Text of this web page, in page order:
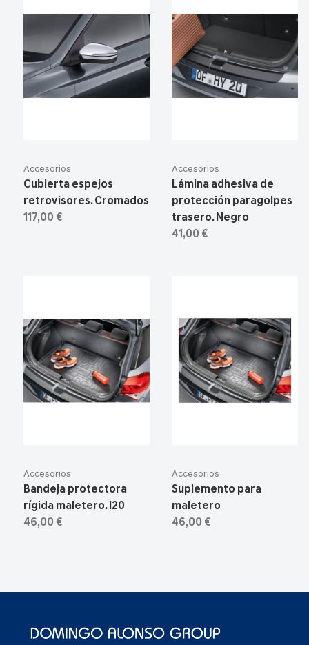
Accesorios
Cubierta espejos
retrovisores. Cromados
117,00 €
Accesorios
Lámina adhesiva de
protección paragolpes
trasero. Negro
41,00 €
Accesorios
Bandeja protectora
rígida maletero. I20
46,00 €
Accesorios
Suplemento para
maletero
46,00 €